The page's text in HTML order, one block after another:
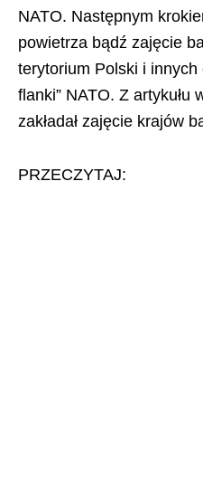
NATO. Następnym
powietrza bądź zajęcie
terytorium Polski i innych
flanki” NATO. Z artykułu
zakładał zajęcie krajów
PRZECZYTAJ: